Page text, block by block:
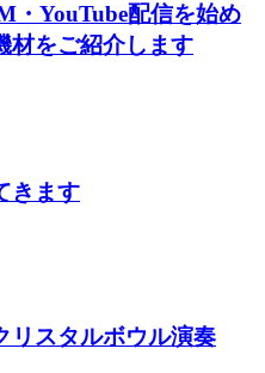
・YouTube配信を始め
材をご紹介します
きます
リスタルボウル演奏